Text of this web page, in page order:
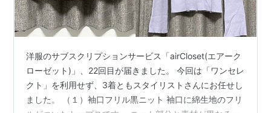
洋服のサブスクリプションサービス「airCloset(エアーク
ローゼット)」、22回目が届きました。 今回は「ワンセレ
クト」を利用せず、3着ともスタイリストさんにお任せし
ました。 （１）袖口フリル黒ニット 袖口に綿生地のフリ